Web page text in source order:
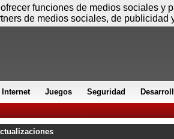
Internet Juegos Seguridad
Viernes
funciones de medios sociales y
de medios sociales, de publicidad